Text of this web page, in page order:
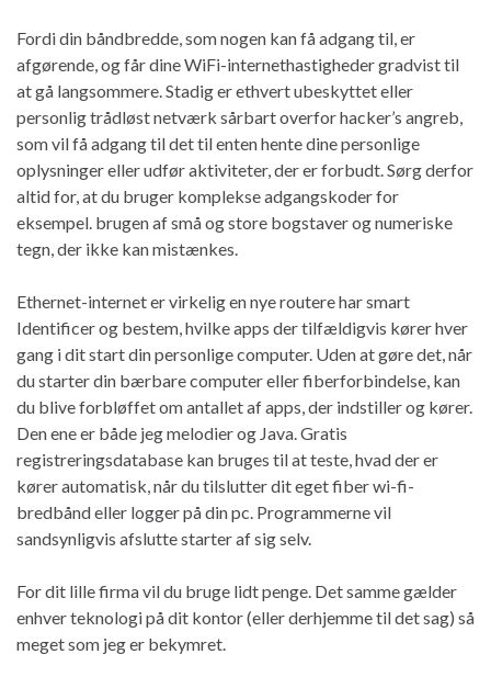
Fordi din båndbredde, som nogen kan få adgang til, er
afgørende, og får dine WiFi-internethastigheder gradvist til
at gå langsommere. Stadig er ethvert ubeskyttet eller
personlig trådløst netværk sårbart overfor hacker’s angreb,
som vil få adgang til det til enten hente dine personlige
oplysninger eller udfør aktiviteter, der er forbudt. Sørg derfor
altid for, at du bruger komplekse adgangskoder for
eksempel. brugen af ​​små og store bogstaver og numeriske
tegn, der ikke kan mistænkes.
Ethernet-internet er virkelig en nye routere har smart
Identificer og bestem, hvilke apps der tilfældigvis kører hver
gang i dit start din personlige computer. Uden at gøre det, når
du starter din bærbare computer eller fiberforbindelse, kan
du blive forbløffet om antallet af apps, der indstiller og kører.
Den ene er både jeg melodier og Java. Gratis
registreringsdatabase kan bruges til at teste, hvad der er
kører automatisk, når du tilslutter dit eget fiber wi-fi-
bredbånd eller logger på din pc. Programmerne vil
sandsynligvis afslutte starter af sig selv.
For dit lille firma vil du bruge lidt penge. Det samme gælder
enhver teknologi på dit kontor (eller derhjemme til det sag) så
meget som jeg er bekymret.